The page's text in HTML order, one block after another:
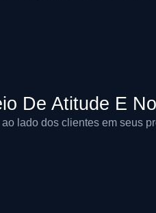
De Atitude E
lado dos clientes em seus